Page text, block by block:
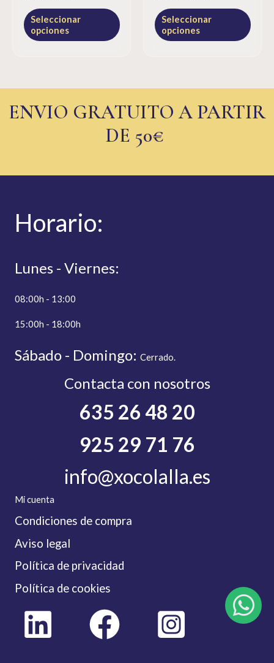
out
of
5
Seleccionar
opciones
out
of
5
Seleccionar
opciones
ENVIO GRATUITO A PARTIR
DE 50€
Horario:
Lunes - Viernes:
08:00h - 13:00
15:00h - 18:00h
Sábado - Domingo: Cerrado.
Contacta con nosotros
635 26 48 20
925 29 71 76
info@xocolalla.es
Mi cuenta
Condiciones de compra
Aviso legal
Política de privacidad
Política de cookies